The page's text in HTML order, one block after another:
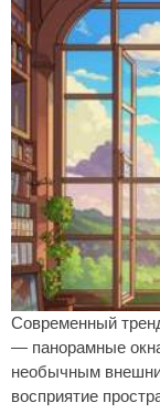
Современный
— панорамные
необычным
восприятие